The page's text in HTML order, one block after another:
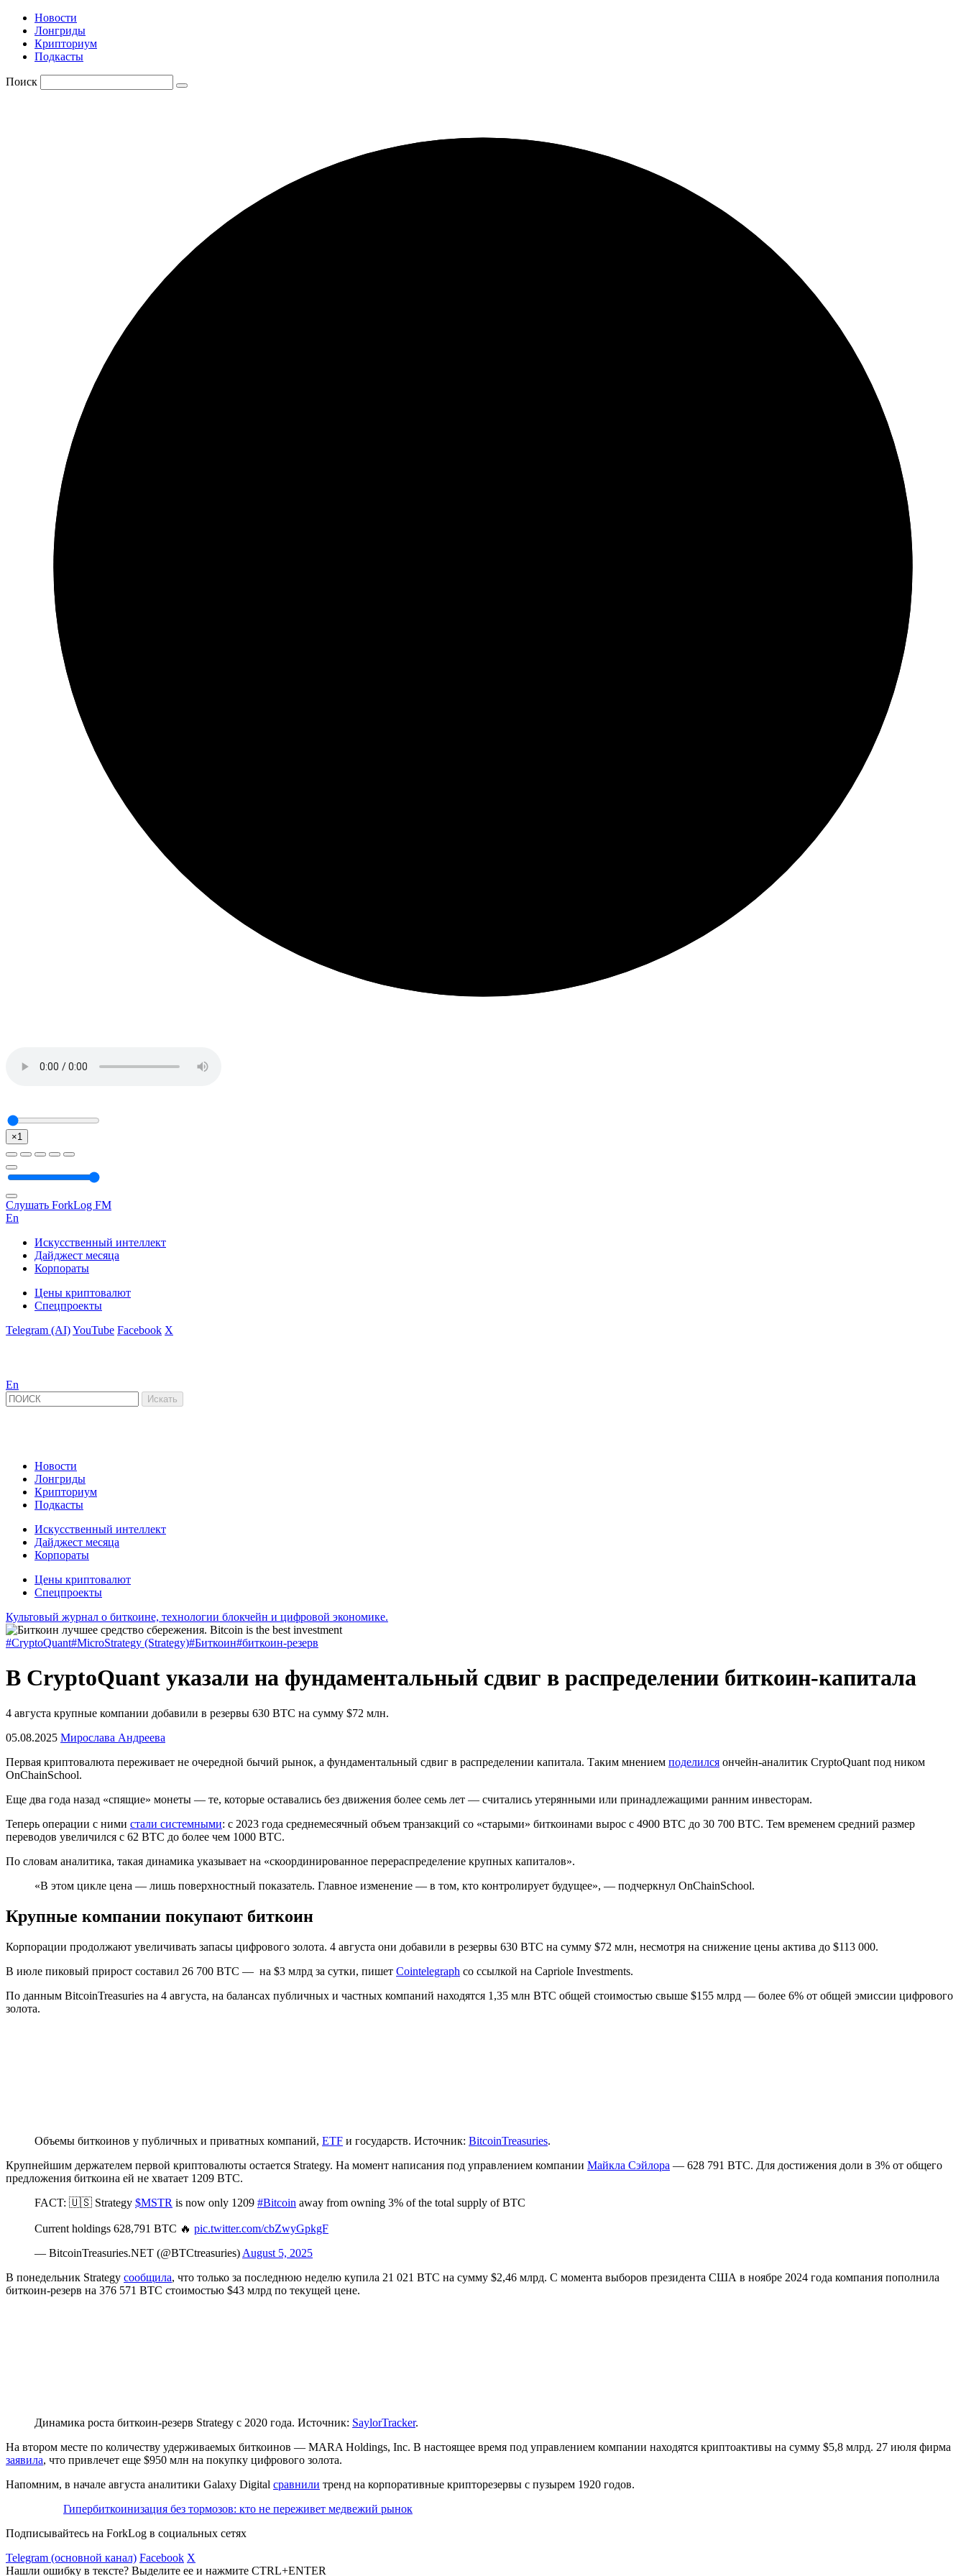
Новости
Лонгриды
Крипториум
Подкасты
Поиск
×1
Слушать ForkLog FM
En
Искусственный интеллект
Дайджест месяца
Корпораты
Цены криптовалют
Спецпроекты
Telegram (AI)YouTube Facebook X
En
Новости
Лонгриды
Крипториум
Подкасты
Искусственный интеллект
Дайджест месяца
Корпораты
Цены криптовалют
Спецпроекты
Культовый журнал о биткоине, технологии блокчейн и цифровой экономике.
#CryptoQuant#MicroStrategy (Strategy)#Биткоин#биткоин-резерв
В CryptoQuant указали на фундаментальный сдвиг в распределении биткоин-капитала
4 августа крупные компании добавили в резервы 630 BTC на сумму $72 млн.
05.08.2025 Мирослава Андреева
Первая криптовалюта переживает не очередной бычий рынок, а фундаментальный сдвиг в распределении капитала. Таким мнением поделился ончейн-аналитик CryptoQuant под ником
OnChainSchool.
Еще два года назад «спящие» монеты — те, которые оставались без движения более семь лет — считались утерянными или принадлежащими ранним инвесторам.
Теперь операции с ними стали системными: с 2023 года среднемесячный объем транзакций со «старыми» биткоинами вырос с 4900 BTC до 30 700 BTC. Тем временем средний размер
переводов увеличился с 62 BTC до более чем 1000 BTC.
По словам аналитика, такая динамика указывает на «скоординированное перераспределение крупных капиталов».
«В этом цикле цена — лишь поверхностный показатель. Главное изменение — в том, кто контролирует будущее», — подчеркнул OnChainSchool.
Крупные компании покупают биткоин
Корпорации продолжают увеличивать запасы цифрового золота. 4 августа они добавили в резервы 630 BTC на сумму $72 млн, несмотря на снижение цены актива до $113 000.
В июле пиковый прирост составил 26 700 BTC — на $3 млрд за сутки, пишет Cointelegraph со ссылкой на Capriole Investments.
По данным BitcoinTreasuries на 4 августа, на балансах публичных и частных компаний находятся 1,35 млн BTC общей стоимостью свыше $155 млрд — более 6% от общей эмиссии цифрового
золота.
Объемы биткоинов у публичных и приватных компаний, ETF и государств. Источник: BitcoinTreasuries.
Крупнейшим держателем первой криптовалюты остается Strategy. На момент написания под управлением компании Майкла Сэйлора — 628 791 BTC. Для достижения доли в 3% от общего
предложения биткоина ей не хватает 1209 BTC.
FACT: 🇺🇸 Strategy $MSTR is now only 1209 #Bitcoin away from owning 3% of the total supply of BTC
Current holdings 628,791 BTC 🔥 pic.twitter.com/cbZwyGpkgF
— BitcoinTreasuries.NET (@BTCtreasuries) August 5, 2025
В понедельник Strategy сообщила, что только за последнюю неделю купила 21 021 BTC на сумму $2,46 млрд. С момента выборов президента США в ноябре 2024 года компания пополнила
биткоин-резерв на 376 571 BTC стоимостью $43 млрд по текущей цене.
Динамика роста биткоин-резерв Strategy с 2020 года. Источник: SaylorTracker.
На втором месте по количеству удерживаемых биткоинов — MARA Holdings, Inc. В настоящее время под управлением компании находятся криптоактивы на сумму $5,8 млрд. 27 июля фирма
заявила, что привлечет еще $950 млн на покупку цифрового золота.
Напомним, в начале августа аналитики Galaxy Digital сравнили тренд на корпоративные крипторезервы с пузырем 1920 годов.
Гипербиткоинизация без тормозов: кто не переживет медвежий рынок
Подписывайтесь на ForkLog в социальных сетях
Telegram (основной канал) Facebook X
Нашли ошибку в тексте? Выделите ее и нажмите CTRL+ENTER